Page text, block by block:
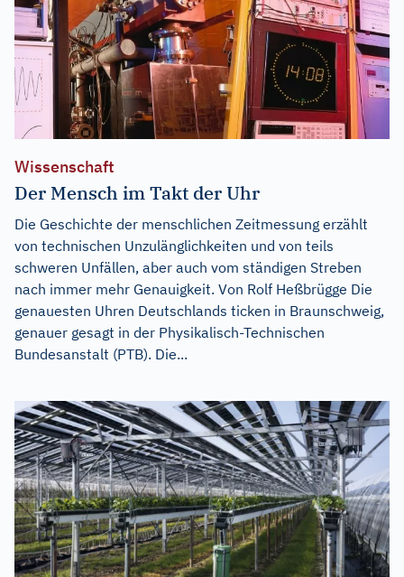
Wissenschaft
Der Mensch im Takt der Uhr
Die Geschichte der menschlichen Zeitmessung erzählt
von technischen Unzulänglichkeiten und von teils
schweren Unfällen, aber auch vom ständigen Streben
nach immer mehr Genauigkeit. Von Rolf Heßbrügge Die
genauesten Uhren Deutschlands ticken in Braunschweig,
genauer gesagt in der Physikalisch-Technischen
Bundesanstalt (PTB). Die...